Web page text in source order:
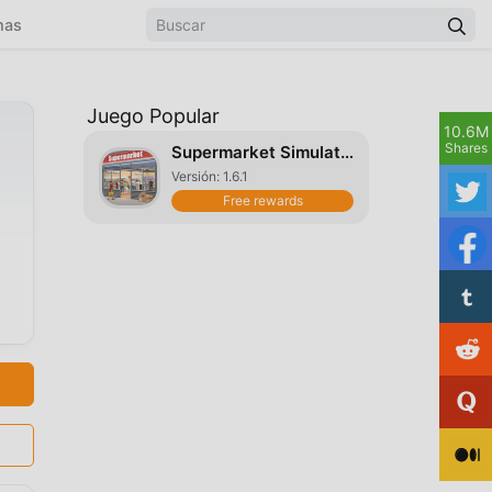
Juego Popular
Supermarket Simulator
Versión: 1.6.1
Free rewards
10.6M
Shares